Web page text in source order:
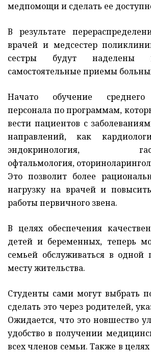
медпомощи и сделать ее
В результате
врачей и медсестер
сестры будут наделены
самостоятельные приемы
Начато обучение среднего
персонала по программам,
вести пациентов с
направлений, как
эндокринология,
офтальмология,
Это позволит более
нагрузку на врачей и
работы первичного звена.
В целях обеспечения
детей и беременных, теперь
семьей обслуживаться в одной
месту жительства.
Студенты сами могут выбрать
сделать это через родителей,
Ожидается, что это новшество
удобство в получении
всех членов семьи. Также в